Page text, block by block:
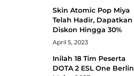
Skin Atomic Pop Miya
Telah Hadir, Dapatkan
Diskon Hingga 30%
April 5, 2023
Inilah 18 Tim Peserta
DOTA 2 ESL One Berlin